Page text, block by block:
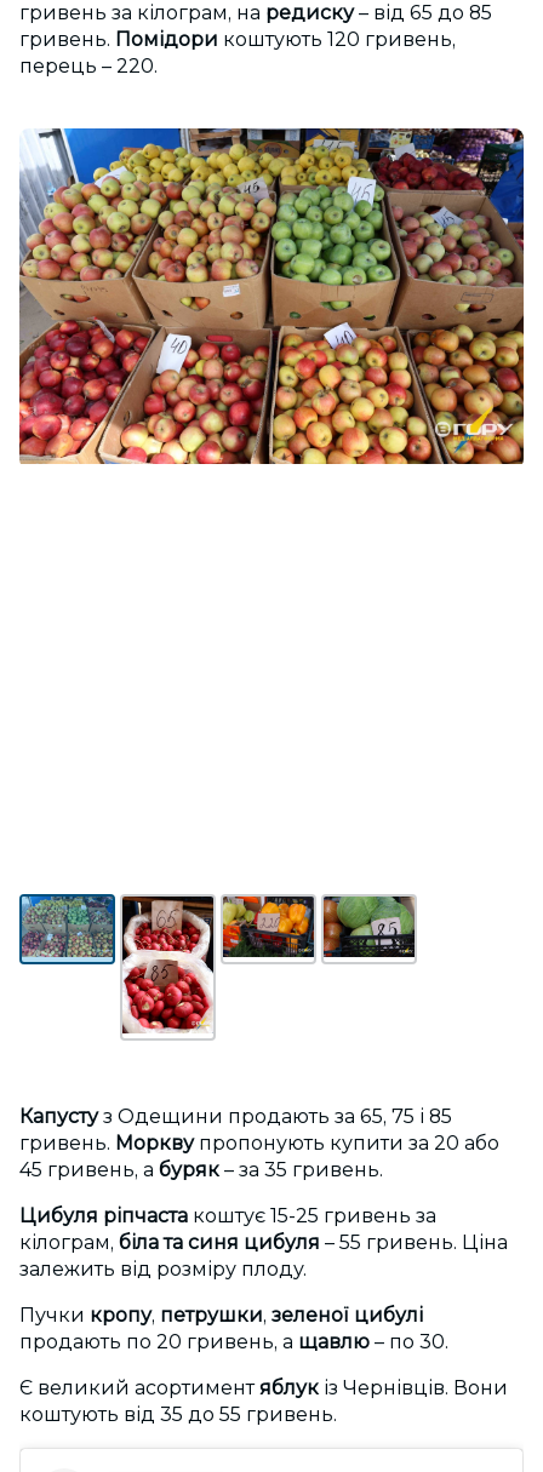
гривень за кілограм, на редиску– від 65 до 85
гривень. Помідори коштують 120 гривень,
перець – 220.
Капустуз Одещини продають за 65, 75 і 85
гривень. Моркву пропонують купити за 20 або
45 гривень, а буряк – за 35 гривень.
Цибуля ріпчаста коштує 15-25 гривень за
кілограм, біла та синя цибуля – 55 гривень. Ціна
залежить від розміру плоду.
Пучки кропу, петрушки, зеленої цибулі
продають по 20 гривень, а щавлю – по 30.
Є великий асортиментяблук із Чернівців. Вони
коштують від 35 до 55 гривень.